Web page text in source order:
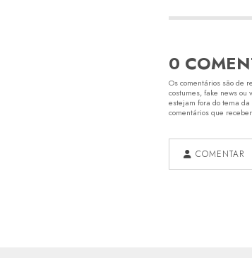
0
Os comentários são de
costumes, fake news ou
estejam fora do tema
comentários que
COMENTAR